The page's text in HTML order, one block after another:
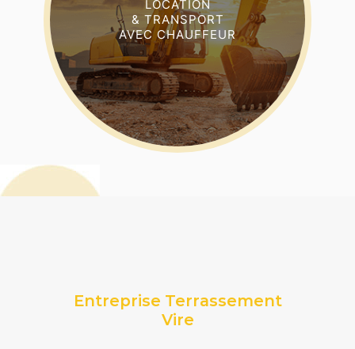
LOCATION
& TRANSPORT
AVEC CHAUFFEUR
Entreprise Terrassement
Vire